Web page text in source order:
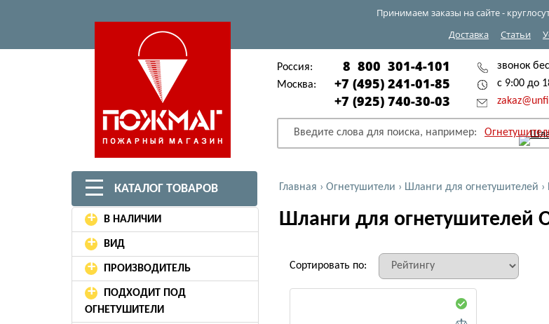
Принимаем заказы на сайте -
Доставка
Статьи
Россия: 8 800 301-4-101
Москва:
+7 (495) 241-01-85
+7 (925) 740-30-03
звонок
с 9:00 до
Введите слова для поиска, например:
КАТАЛОГ ТОВАРОВ Главная › Огнетушители › Шланги для огнетушителей ›
+ В НАЛИЧИИ
+ ВИД
+ ПРОИЗВОДИТЕЛЬ
+
ПОДХОДИТ ПОД
ОГНЕТУШИТЕЛИ
Шланги для огнетушителей
Сортировать по: